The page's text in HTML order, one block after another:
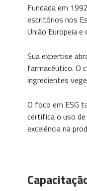
Fundada em
escritórios nos
União Europeia
Sua expertise
farmacêutico. O
ingredientes
O foco em ESG
certifica o uso
excelência na